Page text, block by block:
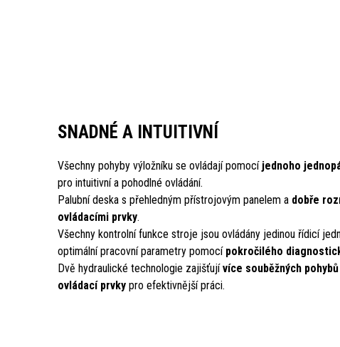
SNADNÉ A INTUITIVNÍ
Všechny pohyby výložníku se ovládají pomocí jednoho
pro intuitivní a pohodlné ovládání.
Palubní deska s přehledným přístrojovým panelem a dobře
ovládacími prvky.
Všechny kontrolní funkce stroje jsou ovládány jedinou řídicí
optimální pracovní parametry pomocí pokročilého
Dvě hydraulické technologie zajišťujívíce souběžných
ovládací prvkypro efektivnější práci.